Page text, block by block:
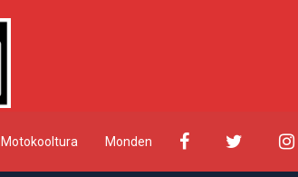
Motokooltura Monden